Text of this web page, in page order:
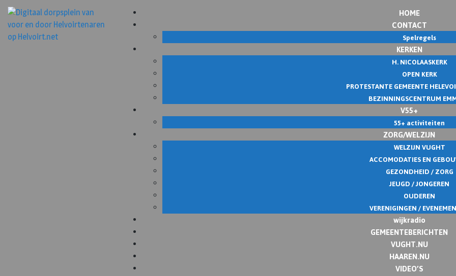
HOME
CONTACT
Spelregels
KERKEN
H. NICOLAASKERK
OPEN KERK
PROTESTANTE GEMEENTE
BEZINNINGSCENTRUM
V55+
55+ activiteiten
ZORG/WELZIJN
WELZIJN VUGHT
ACCOMODATIES EN
GEZONDHEID / ZORG
JEUGD / JONGEREN
OUDEREN
VERENIGINGEN /
wijkradio
GEMEENTEBERICHTEN
VUGHT.NU
HAAREN.NU
VIDEO’S